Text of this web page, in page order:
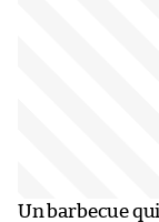
Un barbecue qui